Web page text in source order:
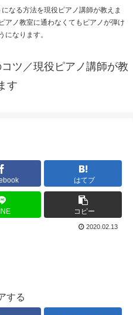
なる方法を現役ピアノ講師が教えま
アノ教室に通わなくてもピアノが弾け
になります。
ツ／現役ピアノ講師が教
す
はてブ
コピー
2020.02.13
する